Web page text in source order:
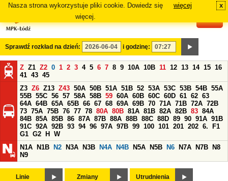
Nasza strona wykorzystuje pliki cookie. Dowiedz się
więcej.
więcej x
Sprawdź rozkład na dzień: i godzinę:
Z Z1 Z2 0 1 2 3 4 5 6 7 8 9 10A 10B 11 12 13 14 15 16
41 43 45
Z3 Z6 Z13 Z43 50A 50B 51A 51B 52 53A 53C 53B 54B 55A
55B 55C 56 57 58A 58B 59 60A 60B 60C 60D 61 62 63
64A 64B 65A 65B 66 67 68 69A 69B 70 71A 71B 72A 72B
73 75A 75B 76 77 78 80A 80B 81A 81B 82A 82B 83 84A
84B 85A 85B 86 87A 87B 88A 88B 88C 88D 89 90 91A 91B
91C 92A 92B 93 94 96 97A 97B 99 100 101 201 202 6.
F1
G1 G2 H
W
N1A
N1B N2 N3A N3B N4A N4B N5A N5B N6 N7A N7B
N8
N9
Linie Zmiany Utrudnienia